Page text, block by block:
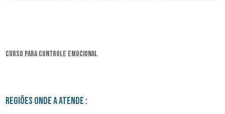
curso para controle emocional
Regiões onde a atende :